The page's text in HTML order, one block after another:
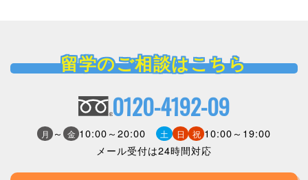
留学のご相談はこちら
0120-4192-09
月 ～ 金 10:00～20:00 土 日 祝 10:00～19:00
メール受付は24時間対応